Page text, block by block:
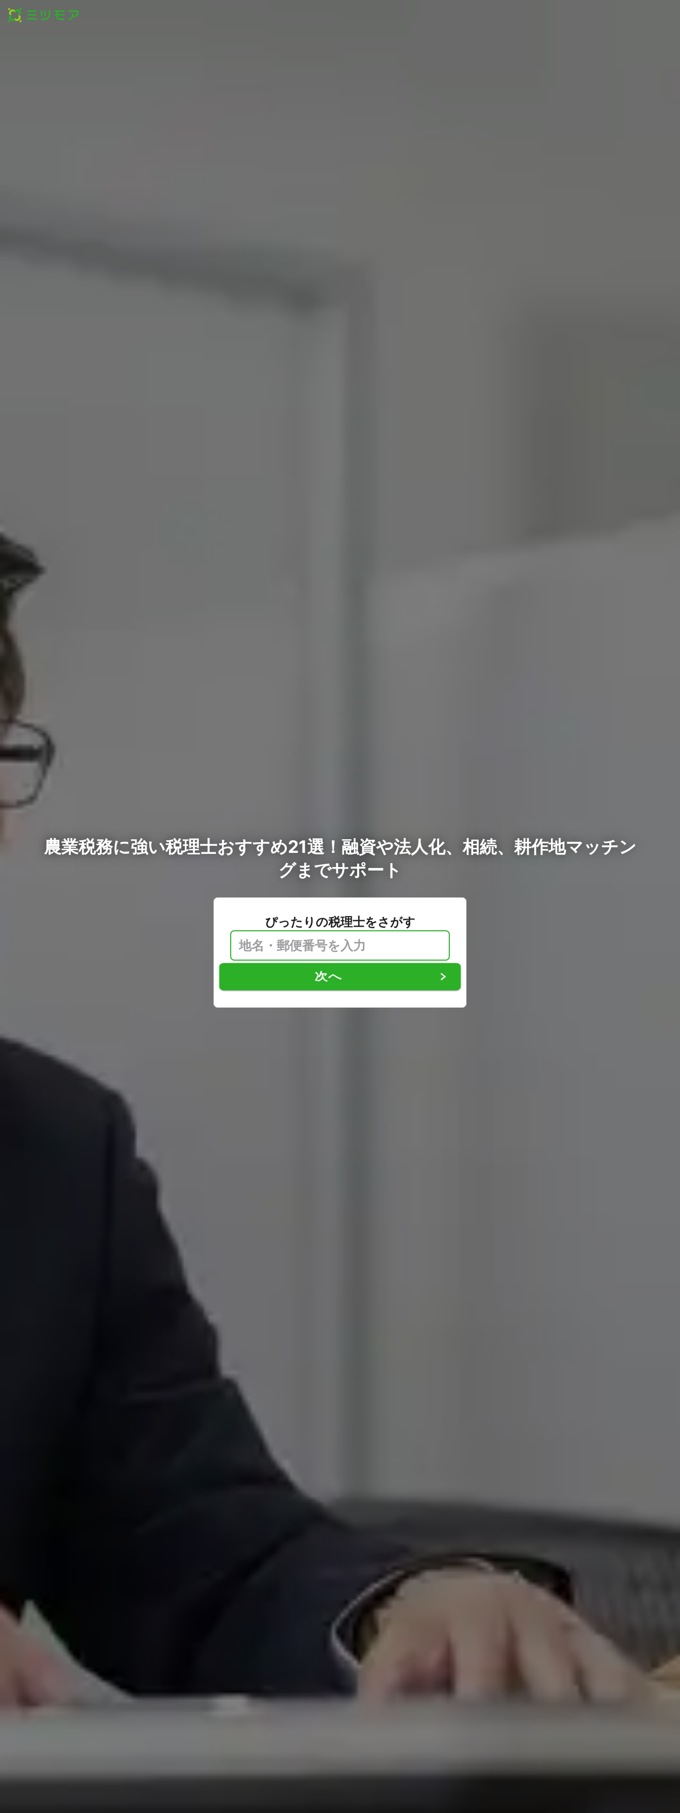
農業税務に強い税理士おすすめ21選！融資や法人化、相続、耕作地マッチン
グまでサポート
ぴったりの税理士をさがす
次へ